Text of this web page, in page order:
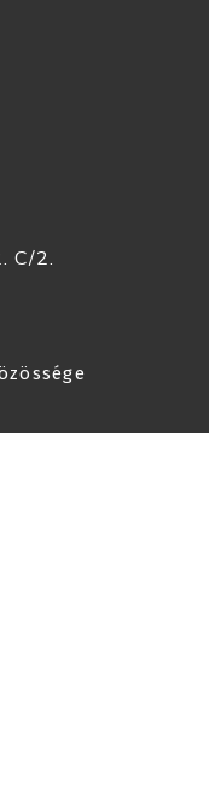
C/2.